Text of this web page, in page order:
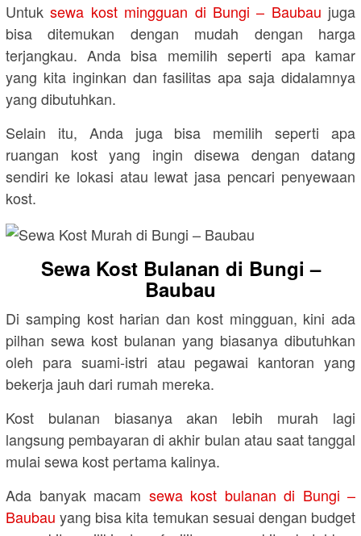
Untuksewa kost mingguan di Bungi – Baubau juga
bisa ditemukan dengan mudah dengan harga
terjangkau. Anda bisa memilih seperti apa kamar
yang kita inginkan dan fasilitas apa saja didalamnya
yang dibutuhkan.
Selain itu, Anda juga bisa memilih seperti apa
ruangan kost yang ingin disewa dengan datang
sendiri ke lokasi atau lewat jasa pencari penyewaan
kost.
Sewa Kost Bulanan di Bungi –
Baubau
Di samping kost harian dan kost mingguan, kini ada
pilhan sewa kost bulanan yang biasanya dibutuhkan
oleh para suami-istri atau pegawai kantoran yang
bekerja jauh dari rumah mereka.
Kost bulanan biasanya akan lebih murah lagi
langsung pembayaran di akhir bulan atau saat tanggal
mulai sewa kost pertama kalinya.
Ada banyak macam sewa kost bulanan di Bungi –
Baubau yang bisa kita temukan sesuai dengan budget